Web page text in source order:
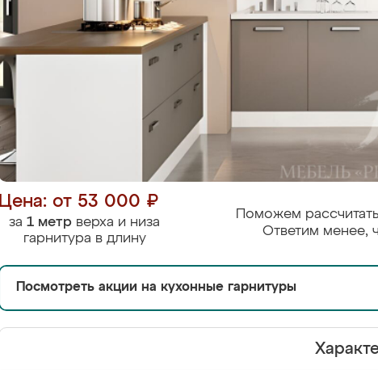
Цена: от 53 000 ₽
за 1 метр верха и низа
гарнитура в длину
Поможем
Ответим менее,
Посмотреть акции на кухонные гарнитуры